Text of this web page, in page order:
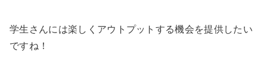
学生さんには楽しくアウトプットする機会を提供したい
ですね！